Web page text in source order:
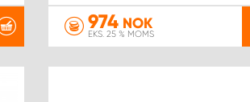
974 NOK
EKS. 25 % MOMS